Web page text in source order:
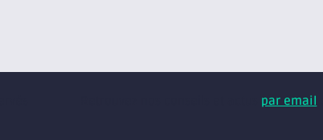
par email